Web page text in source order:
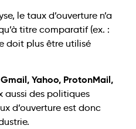
le taux d’ouverture n’a
titre comparatif (ex. :
doit plus être utilisé
Gmail, Yahoo, ProtonMail,
aussi des politiques
d’ouverture est donc